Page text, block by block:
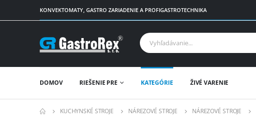
KONVEKTOMATY, GASTRO ZARIADENIE A PROFIGASTROTECHNIKA
DOMOV RIEŠENIE PRE KATEGÓRIE ŽIVÉ VARENIE
KUCHYNSKÉ STROJE NÁREZOVÉ STROJE NÁREZOVÉ STROJE